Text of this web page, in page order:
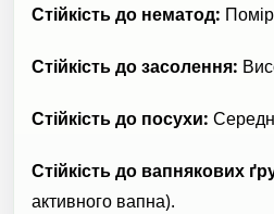
Стійкість до нематод:
Стійкість до засолення:
Стійкість до посухи:
Стійкість до вапнякових
активного вапна).